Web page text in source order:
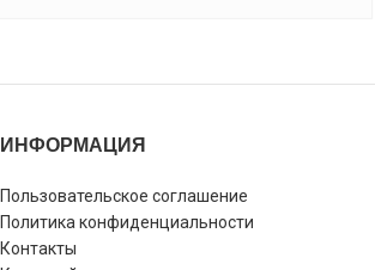
ИНФОРМАЦИЯ
Пользовательское соглашение
Политика конфиденциальности
Контакты